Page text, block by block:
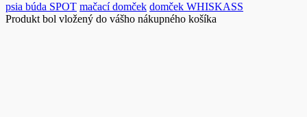
psia búda SPOT mačací domček domček WHISKASS
Produkt bol vložený do vášho nákupného košíka